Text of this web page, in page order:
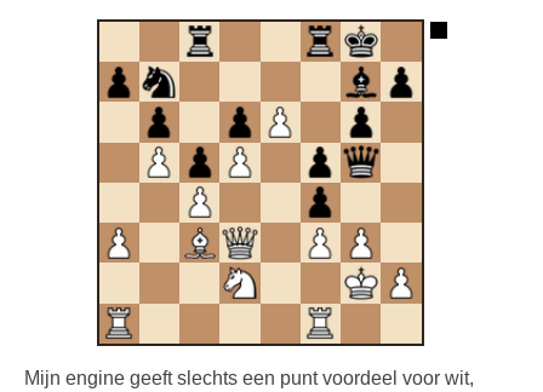
Mijn engine geeft slechts een punt voordeel voor wit,